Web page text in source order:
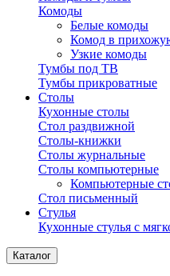
Комоды
Белые комоды
Комод в
Узкие комоды
Тумбы под ТВ
Тумбы прикроватные
Столы
Кухонные столы
Стол раздвижной
Столы-книжки
Столы журнальные
Столы компьютерные
Компьютерные
Стол письменный
Стулья
Кухонные стулья с
Каталог